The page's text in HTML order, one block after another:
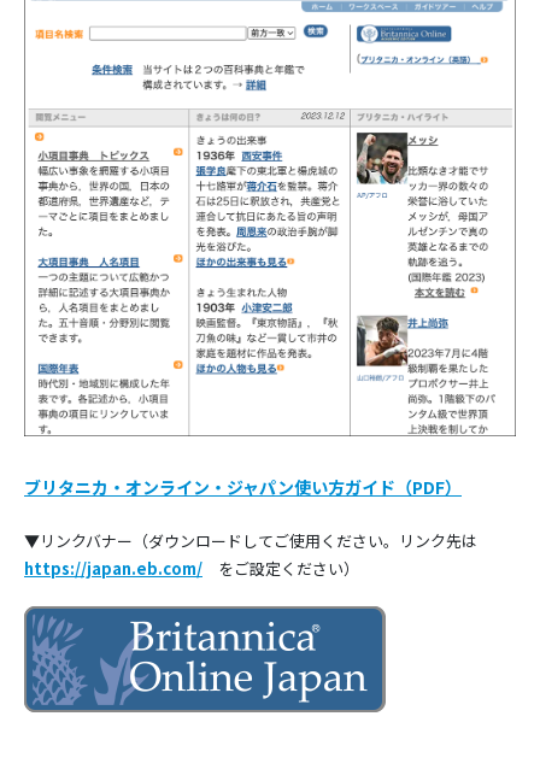
ブリタニカ・オンライン・ジャパン使い方ガイド（PDF）
▼リンクバナー（ダウンロードしてご使用ください。リンク先は
https://japan.eb.com/ をご設定ください）